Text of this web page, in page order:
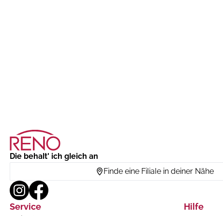
Die behalt' ich gleich an
Finde eine Filiale in deiner Nähe
Service Hilfe